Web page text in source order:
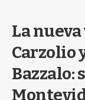
La
Carzolio
Bazzalo: